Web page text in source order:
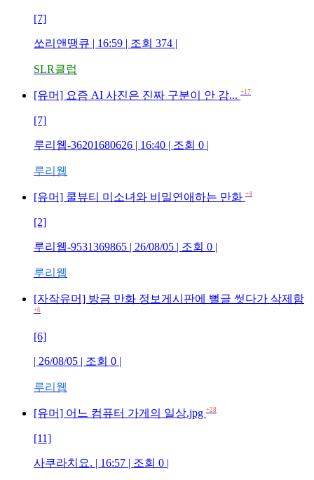
[7]
쏘리앤땡큐 | 16:59 | 조회 374 |
SLR클럽
[유머] 요즘 AI 사진은 진짜 구분이 안 감... +17
[7]
루리웹-36201680626 | 16:40 | 조회 0 |
루리웹
[유머] 쿨뷰티 미소녀와 비밀연애하는 만화 +4
[2]
루리웹-9531369865 | 26/08/05 | 조회 0 |
루리웹
[자작유머] 방금 만화 정보게시판에 뻘글 썻다가 삭제함
+6
[6]
| 26/08/05 | 조회 0 |
루리웹
[유머] 어느 컴퓨터 가게의 일상.jpg +28
[11]
사쿠라치요. | 16:57 | 조회 0 |